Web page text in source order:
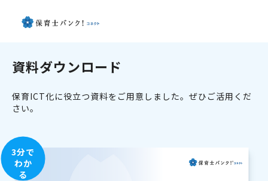
資料ダウンロード
保育ICT化に役立つ資料をご用意しました。ぜひご活用くだ
さい。
3分で
わか
る